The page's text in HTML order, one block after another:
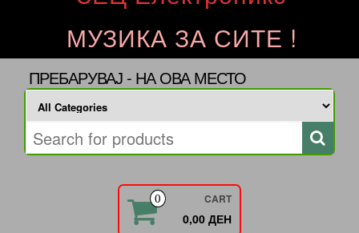
МУЗИКА ЗА СИТЕ !
ПРЕБАРУВАЈ - НА ОВА МЕСТО
0 CART
0,00 ДЕН